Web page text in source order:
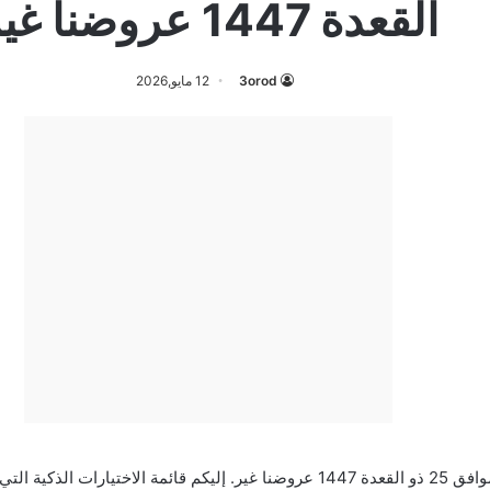
القعدة 1447 عروضنا غير
3orod 12 مايو,2026
عروض الدانوب جدة الأسبوعية 13 مايو 2026 الموافق 25 ذو القعدة 1447 عروضنا